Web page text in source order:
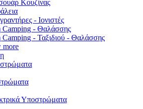
Κουζίνας
- Ιονιστές
Camping - Θαλάσσης
Camping - Ταξιδιού - Θαλάσσης
more
Υποστρώματα